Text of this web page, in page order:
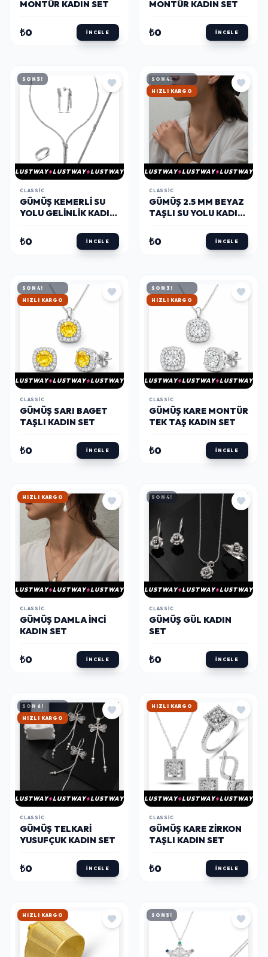
MONTÜR KADIN SET
₺0 İNCELE
MONTÜR KADIN SET
₺0 İNCELE
SON 5!
LUSTWAY LUSTWAY LUSTWAY
CLASSIC
GÜMÜŞ KEMERLI SU
YOLU GELINLIK KADIN
₺0 İNCELE
SON 4!
HIZLI KARGO
LUSTWAY LUSTWAY LUSTWAY
CLASSIC
GÜMÜŞ 2.5 MM BEYAZ
TAŞLI SU YOLU KADIN
₺0 İNCELE
SON 4!
HIZLI KARGO
LUSTWAY LUSTWAY LUSTWAY
CLASSIC
​GÜMÜŞ SARI BAGET
TAŞLI KADIN SET
₺0 İNCELE
SON 3!
HIZLI KARGO
LUSTWAY LUSTWAY LUSTWAY
CLASSIC
GÜMÜŞ KARE MONTÜR
TEK TAŞ KADIN SET
₺0 İNCELE
HIZLI KARGO
LUSTWAY LUSTWAY LUSTWAY
CLASSIC
GÜMÜŞ DAMLA İNCI
KADIN SET
₺0 İNCELE
SON 4!
LUSTWAY LUSTWAY LUSTWAY
CLASSIC
GÜMÜŞ GÜL KADIN
SET
₺0 İNCELE
SON 6!
HIZLI KARGO
LUSTWAY LUSTWAY LUSTWAY
CLASSIC
GÜMÜŞ TELKARI
YUSUFÇUK KADIN SET
₺0 İNCELE
HIZLI KARGO
LUSTWAY LUSTWAY LUSTWAY
CLASSIC
GÜMÜŞ KARE ZIRKON
TAŞLI KADIN SET
₺0 İNCELE
HIZLI KARGO SON 5!